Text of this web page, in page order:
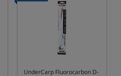
UnderCarp Fluorocarbon D-